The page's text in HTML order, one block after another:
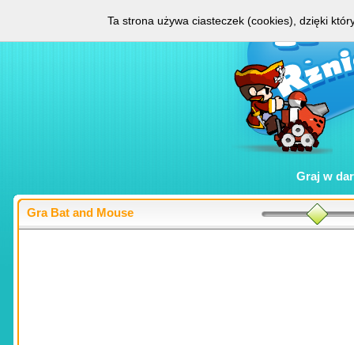
Graj w
Gra Bat and Mouse
Ta strona używa ciasteczek (cookies), dzięki